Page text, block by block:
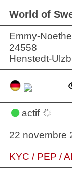
World of
Emmy-
24558
Henstedt-
actif
22 novembre
KYC / PEP /